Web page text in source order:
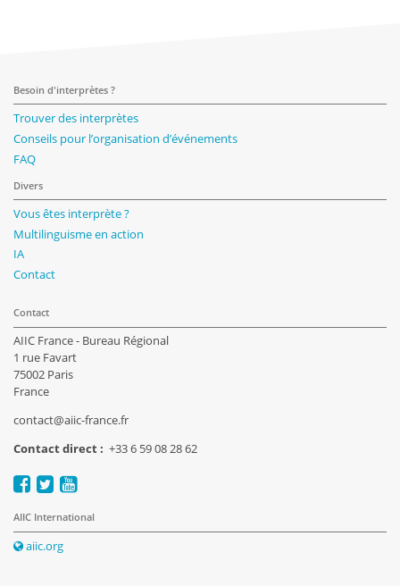
Besoin d'interprètes ?
Trouver des interprètes
Conseils pour l’organisation d’événements
FAQ
Divers
Vous êtes interprète ?
Multilinguisme en action
IA
Contact
Contact
AIIC France - Bureau Régional
1 rue Favart
75002 Paris
France
contact@aiic-france.fr
Contact direct : +33 6 59 08 28 62
AIIC International
aiic.org